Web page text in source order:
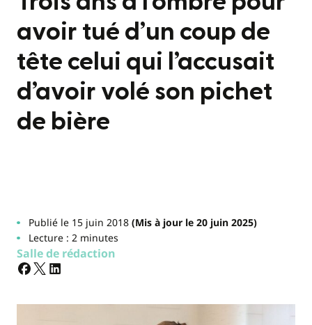
avoir tué d’un coup de
tête celui qui l’accusait
d’avoir volé son pichet
de bière
Publié le 15 juin 2018(Mis à jour le 20 juin 2025)
Lecture : 2 minutes
Salle de rédaction